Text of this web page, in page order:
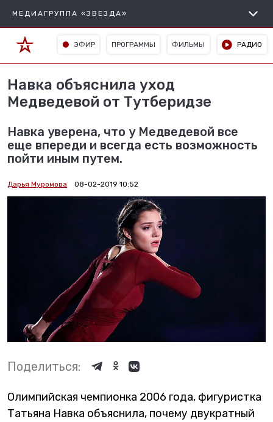
МЕДИАГРУППА «ЗВЕЗДА»
ЭФИР ПРОГРАММЫ ФИЛЬМЫ РАДИО
Навка объяснила уход
Медведевой от Тутберидзе
Навка уверена, что у Медведевой все
еще впереди и всегда есть возможность
пойти иным путем.
Дарья Муромова 08-02-2019 10:52
Поделиться:
Олимпийская чемпионка 2006 года, фигуристка
Татьяна Навка объяснила, почему двукратный